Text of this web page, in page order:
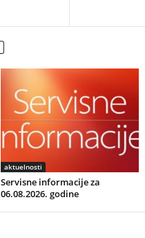
aktuelnosti
Servisne informacije za
06.08.2026. godine